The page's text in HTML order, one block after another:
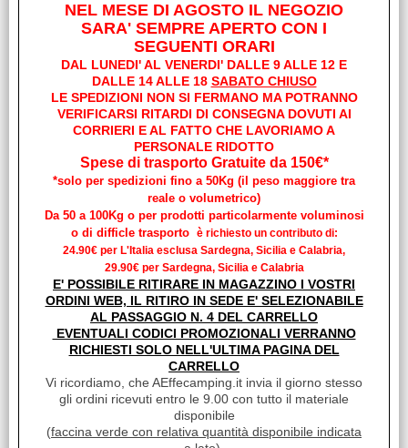
I have read and accept the conditions ofthe privacy policy
Consigliati
CUNEI PER CAMPER LEVEL UP GREY INCLUSA LEVEL BAG 97901-
059
€ 41,50 Descuento 15.7%
NEL MESE DI AGOSTO IL NEGOZIO
SARA' SEMPRE APERTO CON I
SEGUENTI ORARI
DAL LUNEDI' AL VENERDI' DALLE 9 ALLE 12 E
DALLE 14 ALLE 18 SABATO CHIUSO
LE SPEDIZIONI NON SI FERMANO MA POTRANNO
VERIFICARSI RITARDI DI CONSEGNA DOVUTI AI
CORRIERI E AL FATTO CHE LAVORIAMO A
PERSONALE RIDOTTO
Spese di trasporto Gratuite da 150€*
*solo per spedizioni fino a 50Kg (il peso maggiore tra
reale o volumetrico)
Da 50 a 100Kg o per prodotti particolarmente voluminosi
o di difficle trasporto è richiesto un contributo di:
24.90€ per L'Italia esclusa Sardegna, Sicilia e Calabria,
29.90€ per Sardegna, Sicilia e Calabria
E' POSSIBILE RITIRARE IN MAGAZZINO I VOSTRI
ORDINI WEB, IL RITIRO IN SEDE E' SELEZIONABILE
AL PASSAGGIO N. 4 DEL CARRELLO
EVENTUALI CODICI PROMOZIONALI VERRANNO
RICHIESTI SOLO NELL'ULTIMA PAGINA DEL
CARRELLO
Vi ricordiamo, che AEffecamping.it invia il giorno stesso
gli ordini ricevuti entro le 9.00 con tutto il materiale
disponibile
(faccina verde con relativa quantità disponibile indicata